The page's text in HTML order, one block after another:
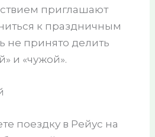
приглашают
к праздничным
не принято делить
и «чужой».
поездку в Рейус на